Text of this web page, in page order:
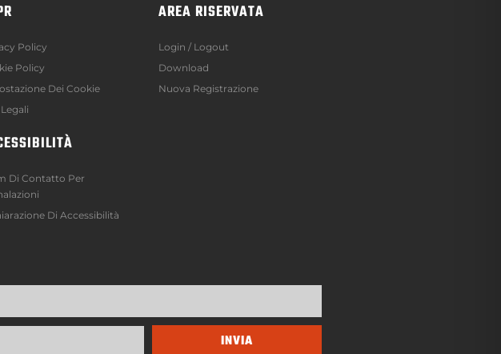
Policy
Policy
Dei Cookie
Di Contatto Per
Di Accessibilità
AREA RISERVATA
Login / Logout
Download
Nuova Registrazione
INVIA